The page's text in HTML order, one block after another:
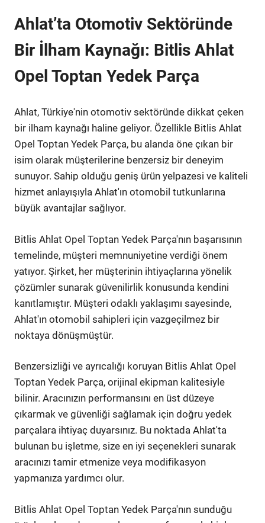
Ahlat’ta Otomotiv Sektöründe
Bir İlham Kaynağı: Bitlis Ahlat
Opel Toptan Yedek Parça
Ahlat, Türkiye'nin otomotiv sektöründe dikkat çeken
bir ilham kaynağı haline geliyor. Özellikle Bitlis Ahlat
Opel Toptan Yedek Parça, bu alanda öne çıkan bir
isim olarak müşterilerine benzersiz bir deneyim
sunuyor. Sahip olduğu geniş ürün yelpazesi ve kaliteli
hizmet anlayışıyla Ahlat'ın otomobil tutkunlarına
büyük avantajlar sağlıyor.
Bitlis Ahlat Opel Toptan Yedek Parça'nın başarısının
temelinde, müşteri memnuniyetine verdiği önem
yatıyor. Şirket, her müşterinin ihtiyaçlarına yönelik
çözümler sunarak güvenilirlik konusunda kendini
kanıtlamıştır. Müşteri odaklı yaklaşımı sayesinde,
Ahlat'ın otomobil sahipleri için vazgeçilmez bir
noktaya dönüşmüştür.
Benzersizliği ve ayrıcalığı koruyan Bitlis Ahlat Opel
Toptan Yedek Parça, orijinal ekipman kalitesiyle
bilinir. Aracınızın performansını en üst düzeye
çıkarmak ve güvenliği sağlamak için doğru yedek
parçalara ihtiyaç duyarsınız. Bu noktada Ahlat'ta
bulunan bu işletme, size en iyi seçenekleri sunarak
aracınızı tamir etmenize veya modifikasyon
yapmanıza yardımcı olur.
Bitlis Ahlat Opel Toptan Yedek Parça'nın sunduğu